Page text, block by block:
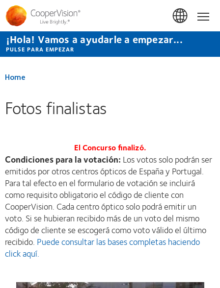
Pasar
contenido
principal
¡Hola! Vamos a ayudarle a empezar...
PULSE PARA EMPEZAR
Home
Fotos finalistas
El Concurso finalizó.
Condiciones para la votación: Los votos solo podrán ser
emitidos por otros centros ópticos de España y Portugal.
Para tal efecto en el formulario de votación se incluirá
como requisito obligatorio el código de cliente con
CooperVision. Cada centro óptico solo podrá emitir un
voto. Si se hubieran recibido más de un voto del mismo
código de cliente se escogerá como voto válido el último
recibido. Puede consultar las bases completas haciendo
click aquí.